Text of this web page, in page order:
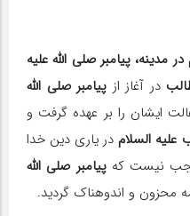
مدینه، پیامبر صلی الله علیه
در آغاز از پیامبر صلی الله
ایشان را بر عهده گرفت و
علیه السلامدر یاری دین خدا
عجب نیست کهپیامبر صلی الله
محزون و اندوهناک گردید.